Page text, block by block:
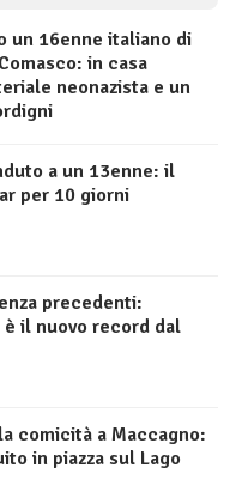
un 16enne italiano di
in casa
neonazista e un
a un 13enne: il
per 10 giorni
precedenti:
il nuovo record dal
comicità a Maccagno:
in piazza sul Lago